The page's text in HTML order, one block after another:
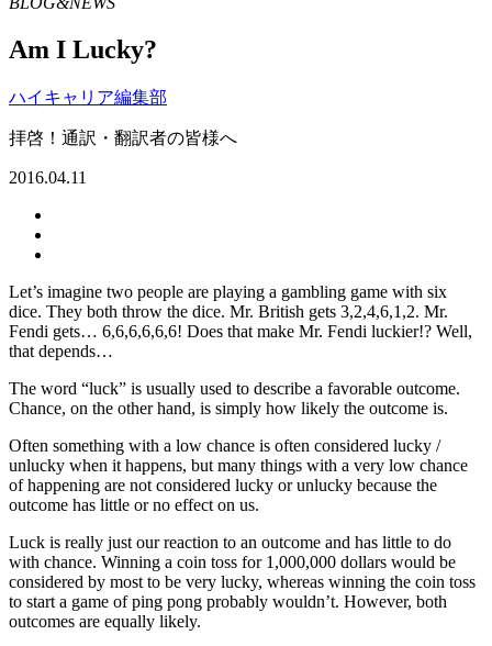
Am I Lucky?
ハイキャリア編集部
拝啓！通訳・翻訳者の皆様へ
2016.04.11
Let’s imagine two people are playing a gambling game with six
dice. They both throw the dice. Mr. British gets 3,2,4,6,1,2. Mr.
Fendi gets… 6,6,6,6,6,6! Does that make Mr. Fendi luckier!? Well,
that depends…
The word “luck” is usually used to describe a favorable outcome.
Chance, on the other hand, is simply how likely the outcome is.
Often something with a low chance is often considered lucky /
unlucky when it happens, but many things with a very low chance
of happening are not considered lucky or unlucky because the
outcome has little or no effect on us.
Luck is really just our reaction to an outcome and has little to do
with chance. Winning a coin toss for 1,000,000 dollars would be
considered by most to be very lucky, whereas winning the coin toss
to start a game of ping pong probably wouldn’t. However, both
outcomes are equally likely.